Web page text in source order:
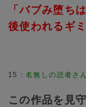
「バブみ堕ち
後使われるギ
15 ：名無しの読者さ
この作品を見